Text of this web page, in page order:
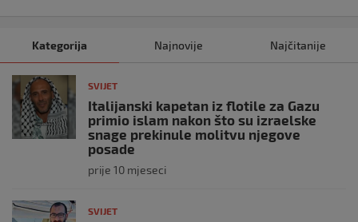
Kategorija Najnovije Najčitanije
SVIJET
Italijanski kapetan iz flotile za Gazu
primio islam nakon što su izraelske
snage prekinule molitvu njegove
posade
prije 10 mjeseci
SVIJET